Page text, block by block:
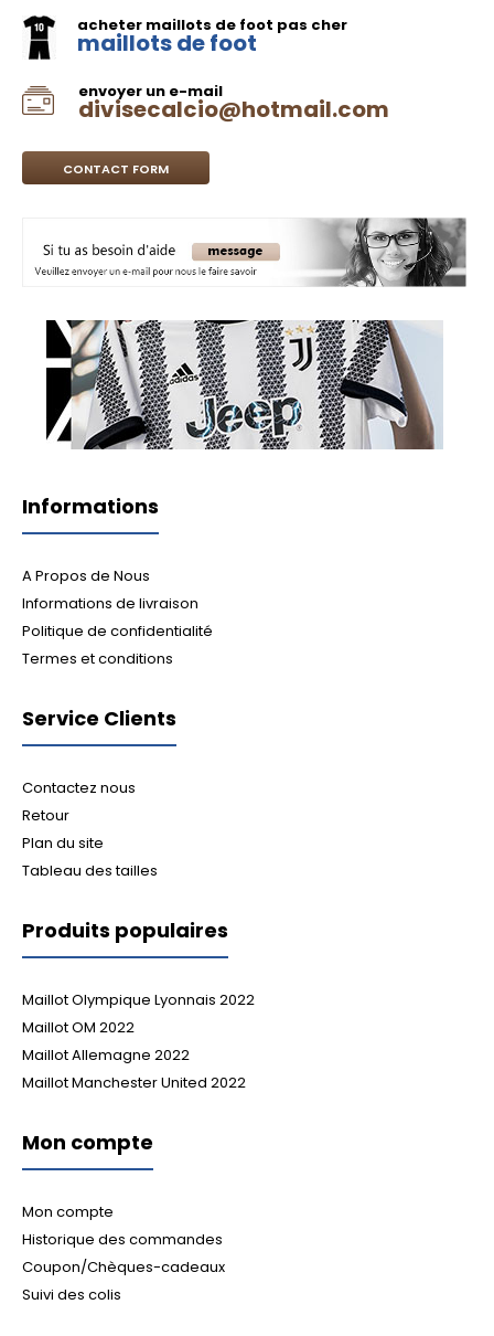
acheter maillots de foot pas cher
maillots de foot
envoyer un e-mail
divisecalcio@hotmail.com
CONTACT FORM
Informations
A Propos de Nous
Informations de livraison
Politique de confidentialité
Termes et conditions
Service Clients
Contactez nous
Retour
Plan du site
Tableau des tailles
Produits populaires
Maillot Olympique Lyonnais 2022
Maillot OM 2022
Maillot Allemagne 2022
Maillot Manchester United 2022
Mon compte
Mon compte
Historique des commandes
Coupon/Chèques-cadeaux
Suivi des colis